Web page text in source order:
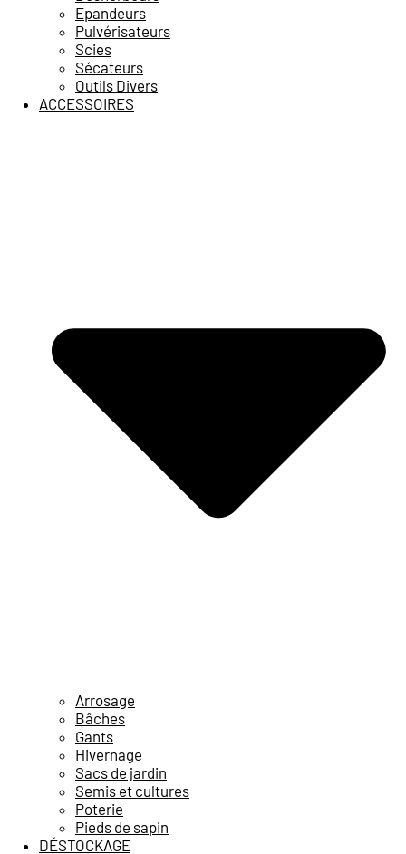
Epandeurs
Pulvérisateurs
Scies
Sécateurs
Outils Divers
ACCESSOIRES
Arrosage
Bâches
Gants
Hivernage
Sacs de jardin
Semis et cultures
Poterie
Pieds de sapin
DÉSTOCKAGE